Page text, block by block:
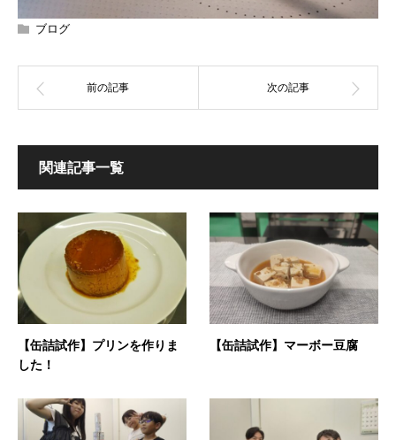
ブログ
関連記事一覧
【缶詰試作】プリンを作りま
した！
【缶詰試作】マーボー豆腐